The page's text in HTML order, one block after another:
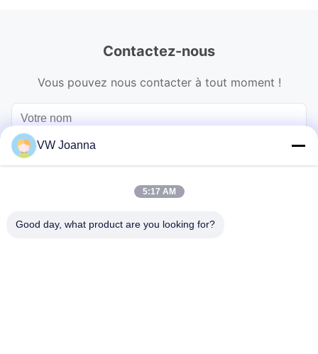
Contactez-nous
Vous pouvez nous contacter à tout moment !
VW Joanna
5:17 AM
Good day, what product are you looking for?